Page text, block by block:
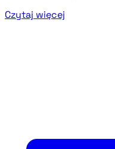
Czytaj więcej